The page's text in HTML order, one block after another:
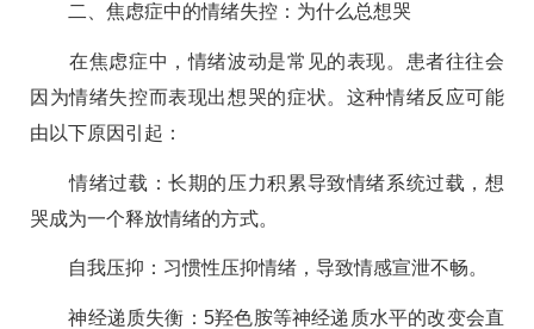
二、焦虑症中的情绪失控：为什么总想哭
在焦虑症中，情绪波动是常见的表现。患者往往会
因为情绪失控而表现出想哭的症状。这种情绪反应可能
由以下原因引起：
情绪过载：长期的压力积累导致情绪系统过载，想
哭成为一个释放情绪的方式。
自我压抑：习惯性压抑情绪，导致情感宣泄不畅。
神经递质失衡：5羟色胺等神经递质水平的改变会直